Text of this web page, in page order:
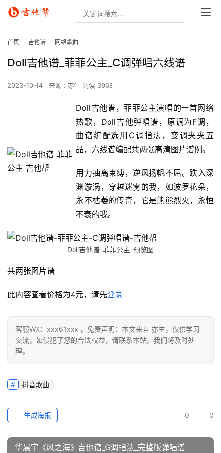
首页 吉他谱 网络歌曲
Doll吉他谱_菲菲公主_C调弹唱六线谱
2023-10-14 来源 : 亦生 阅读 3968
Doll吉他谱，菲菲公主演唱的一首网络
热歌，Doll吉他弹唱谱，原调为F调，
曲谱编配选用C调指法，变调夹夹五
品，六线谱编配共两张高清图片谱例。
用力抽离束缚，逆风扬帆不屈。跌入深
渊漩涡，穿越迷雾的我，如波罗花朵，
永不枯萎的传奇，它是熊熊烈火，永恒
不衰的我。
Doll吉他谱-菲菲公主-预览图
共两张图片谱
此内容查看价格为4元，请先登录
客服WX：xxx61xxx 。免责声明：本文来自 亦生，仅供学习
交流，如侵犯了您的合法权益，请联系本站，我们将及时处
理。
抖音歌曲
0 0
生成海报
华晨宇《风之海》吉他谱_G调指法_完整版弹唱谱